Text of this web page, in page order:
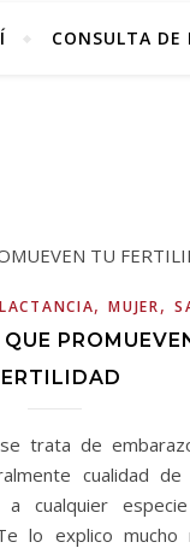
CONSULTA DE
LACTANCIA,MUJER,
trata de
cualidad
cualquier
lo explico